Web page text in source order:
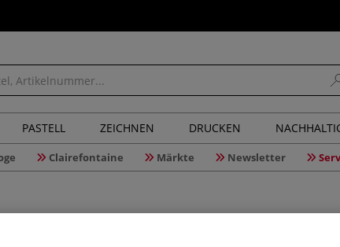
PASTELL ZEICHNEN DRUCKEN
Clairefontaine Märkte Newsletter